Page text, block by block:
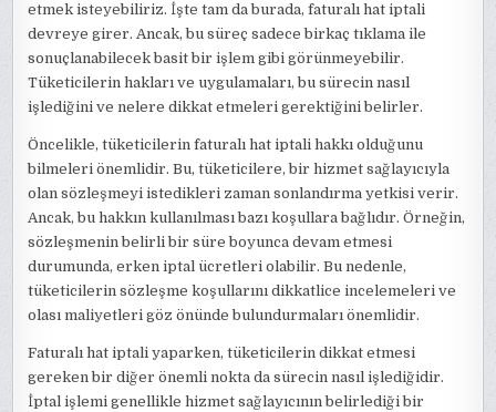
etmek isteyebiliriz. İşte tam da burada, faturalı hat iptali
devreye girer. Ancak, bu süreç sadece birkaç tıklama ile
sonuçlanabilecek basit bir işlem gibi görünmeyebilir.
Tüketicilerin hakları ve uygulamaları, bu sürecin nasıl
işlediğini ve nelere dikkat etmeleri gerektiğini belirler.
Öncelikle, tüketicilerin faturalı hat iptali hakkı olduğunu
bilmeleri önemlidir. Bu, tüketicilere, bir hizmet sağlayıcıyla
olan sözleşmeyi istedikleri zaman sonlandırma yetkisi verir.
Ancak, bu hakkın kullanılması bazı koşullara bağlıdır. Örneğin,
sözleşmenin belirli bir süre boyunca devam etmesi
durumunda, erken iptal ücretleri olabilir. Bu nedenle,
tüketicilerin sözleşme koşullarını dikkatlice incelemeleri ve
olası maliyetleri göz önünde bulundurmaları önemlidir.
Faturalı hat iptali yaparken, tüketicilerin dikkat etmesi
gereken bir diğer önemli nokta da sürecin nasıl işlediğidir.
İptal işlemi genellikle hizmet sağlayıcının belirlediği bir